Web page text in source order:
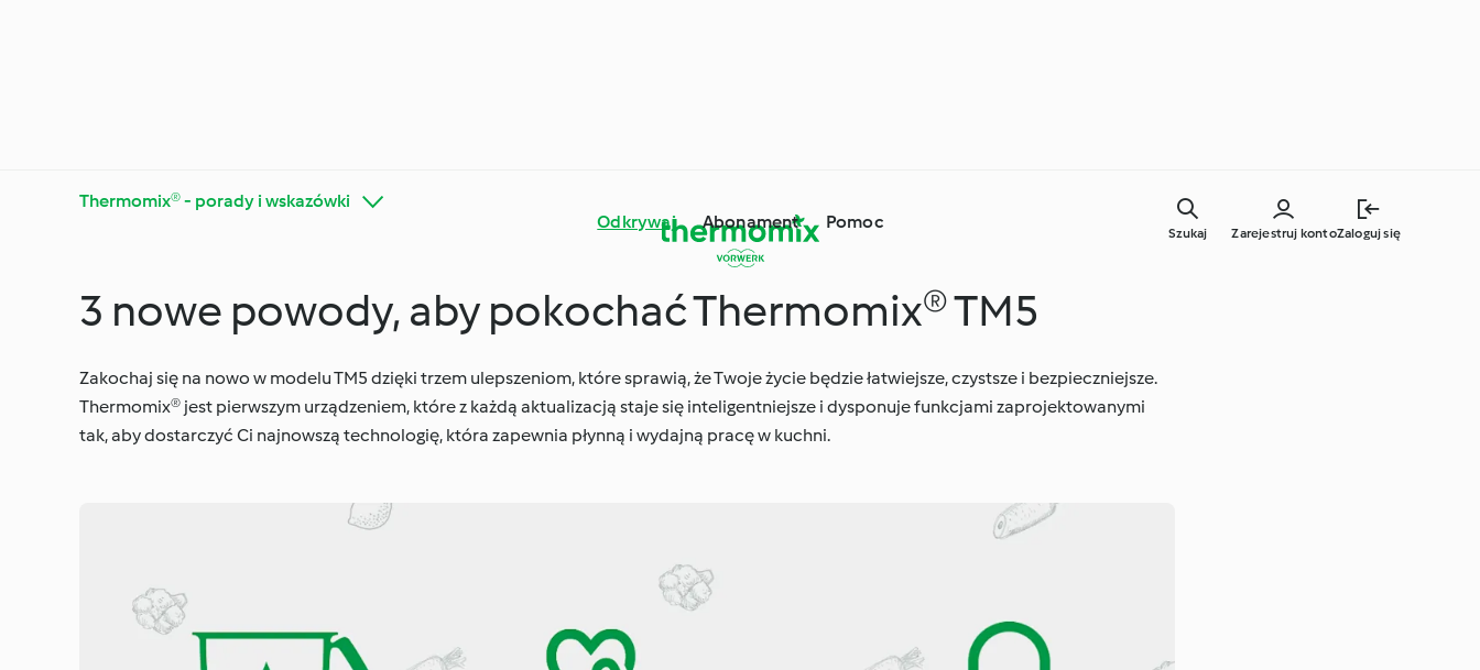
Odkrywaj Abonament Pomoc
Zarejestruj kontoZaloguj się
Szukaj
Thermomix® - porady i wskazówki
Poznaj platformę
Cookidoo®
Thermomix® - porady i
wskazówki
Składniki
Diety i trendy kulinarne Specjalne okazje i pory roku
Dookoła świata z
Cookidoo®
3 nowe powody, aby pokochać Thermomix® TM5
Zakochaj się na nowo w modelu TM5 dzięki trzem ulepszeniom, które sprawią, że Twoje życie będzie łatwiejsze, czystsze i bezpieczniejsze.
Thermomix® jest pierwszym urządzeniem, które z każdą aktualizacją staje się inteligentniejsze i dysponuje funkcjami zaprojektowanymi
tak, aby dostarczyć Ci najnowszą technologię, która zapewnia płynną i wydajną pracę w kuchni.